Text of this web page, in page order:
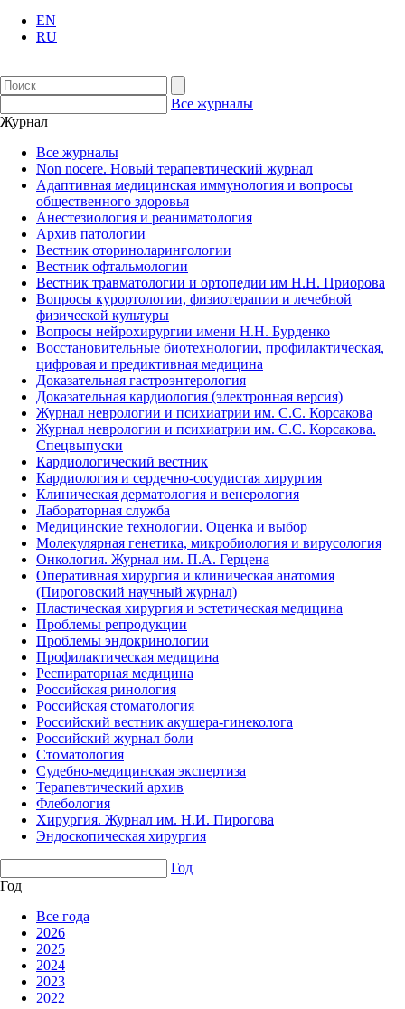
EN
RU
Все журналы
Журнал
Все журналы
Non nocere. Новый терапевтический журнал
Адаптивная медицинская иммунология и вопросы
общественного здоровья
Анестезиология и реаниматология
Архив патологии
Вестник оториноларингологии
Вестник офтальмологии
Вестник травматологии и ортопедии им Н.Н. Приорова
Вопросы курортологии, физиотерапии и лечебной
физической культуры
Вопросы нейрохирургии имени Н.Н. Бурденко
Восстановительные биотехнологии, профилактическая,
цифровая и предиктивная медицина
Доказательная гастроэнтерология
Доказательная кардиология (электронная версия)
Журнал неврологии и психиатрии им. С.С. Корсакова
Журнал неврологии и психиатрии им. С.С. Корсакова.
Спецвыпуски
Кардиологический вестник
Кардиология и сердечно-сосудистая хирургия
Клиническая дерматология и венерология
Лабораторная служба
Медицинские технологии. Оценка и выбор
Молекулярная генетика, микробиология и вирусология
Онкология. Журнал им. П.А. Герцена
Оперативная хирургия и клиническая анатомия
(Пироговский научный журнал)
Пластическая хирургия и эстетическая медицина
Проблемы репродукции
Проблемы эндокринологии
Профилактическая медицина
Респираторная медицина
Российская ринология
Российская стоматология
Российский вестник акушера-гинеколога
Российский журнал боли
Стоматология
Судебно-медицинская экспертиза
Терапевтический архив
Флебология
Хирургия. Журнал им. Н.И. Пирогова
Эндоскопическая хирургия
Год
Год
Все года
2026
2025
2024
2023
2022